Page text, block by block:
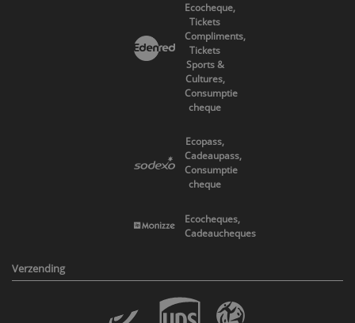
Ecocheque,
Tickets
Compliments,
Tickets
Sports &
Cultures,
Consumptie
cheque
Ecopass,
Cadeaupass,
Consumptie
cheque
Ecocheques,
Cadeaucheques
Verzending